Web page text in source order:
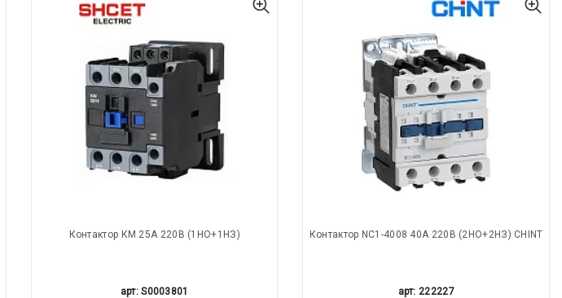
Контактор КМ 25А 220В (1НО+1НЗ)
арт: S0003801
Контактор NC1-4008 40A 220В (2НО+2НЗ) CHINT
арт: 222227